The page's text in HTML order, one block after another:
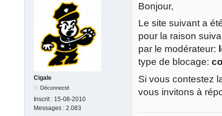
Cigale
Déconnecté
Inscrit : 15-08-2010
Messages : 2.083
Bonjour,
Le site suivant a
pour la raison
par le modérateur:
type de blocage:
Si vous contestez
vous invitons à